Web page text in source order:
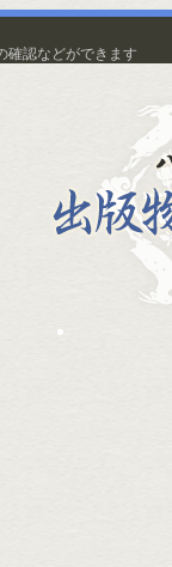
確認などができます